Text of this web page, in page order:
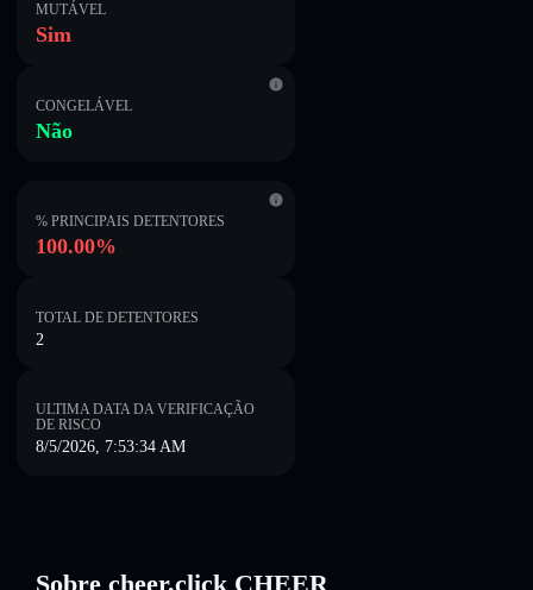
MUTÁVEL
Sim
CONGELÁVEL
Não
% PRINCIPAIS DETENTORES
100.00%
TOTAL DE DETENTORES
2
ULTIMA DATA DA VERIFICAÇÃO
DE RISCO
8/5/2026, 7:53:34 AM
Sobre cheer.click CHEER